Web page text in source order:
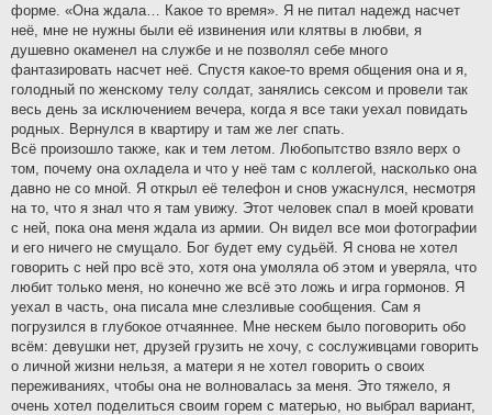
форме. «Она ждала… Какое то время». Я не питал надежд насчет
неё, мне не нужны были её извинения или клятвы в любви, я
душевно окаменел на службе и не позволял себе много
фантазировать насчет неё. Спустя какое-то время общения она и я,
голодный по женскому телу солдат, занялись сексом и провели так
весь день за исключением вечера, когда я все таки уехал повидать
родных. Вернулся в квартиру и там же лег спать.
Всё произошло также, как и тем летом. Любопытство взяло верх о
том, почему она охладела и что у неё там с коллегой, насколько она
давно не со мной. Я открыл её телефон и снов ужаснулся, несмотря
на то, что я знал что я там увижу. Этот человек спал в моей кровати
с ней, пока она меня ждала из армии. Он видел все мои фотографии
и его ничего не смущало. Бог будет ему судьёй. Я снова не хотел
говорить с ней про всё это, хотя она умоляла об этом и уверяла, что
любит только меня, но конечно же всё это ложь и игра гормонов. Я
уехал в часть, она писала мне слезливые сообщения. Сам я
погрузился в глубокое отчаяннее. Мне нескем было поговорить обо
всём: девушки нет, друзей грузить не хочу, с сослуживцами говорить
о личной жизни нельзя, а матери я не хотел говорить о своих
переживаниях, чтобы она не волновалась за меня. Это тяжело, я
очень хотел поделиться своим горем с матерью, но выбрал вариант,